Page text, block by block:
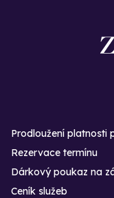
Prodloužení platnosti
Rezervace termínu
Dárkový poukaz na
Ceník služeb